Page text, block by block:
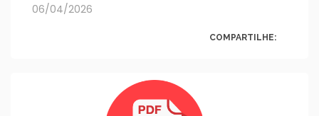
06/04/2026
COMPARTILHE: